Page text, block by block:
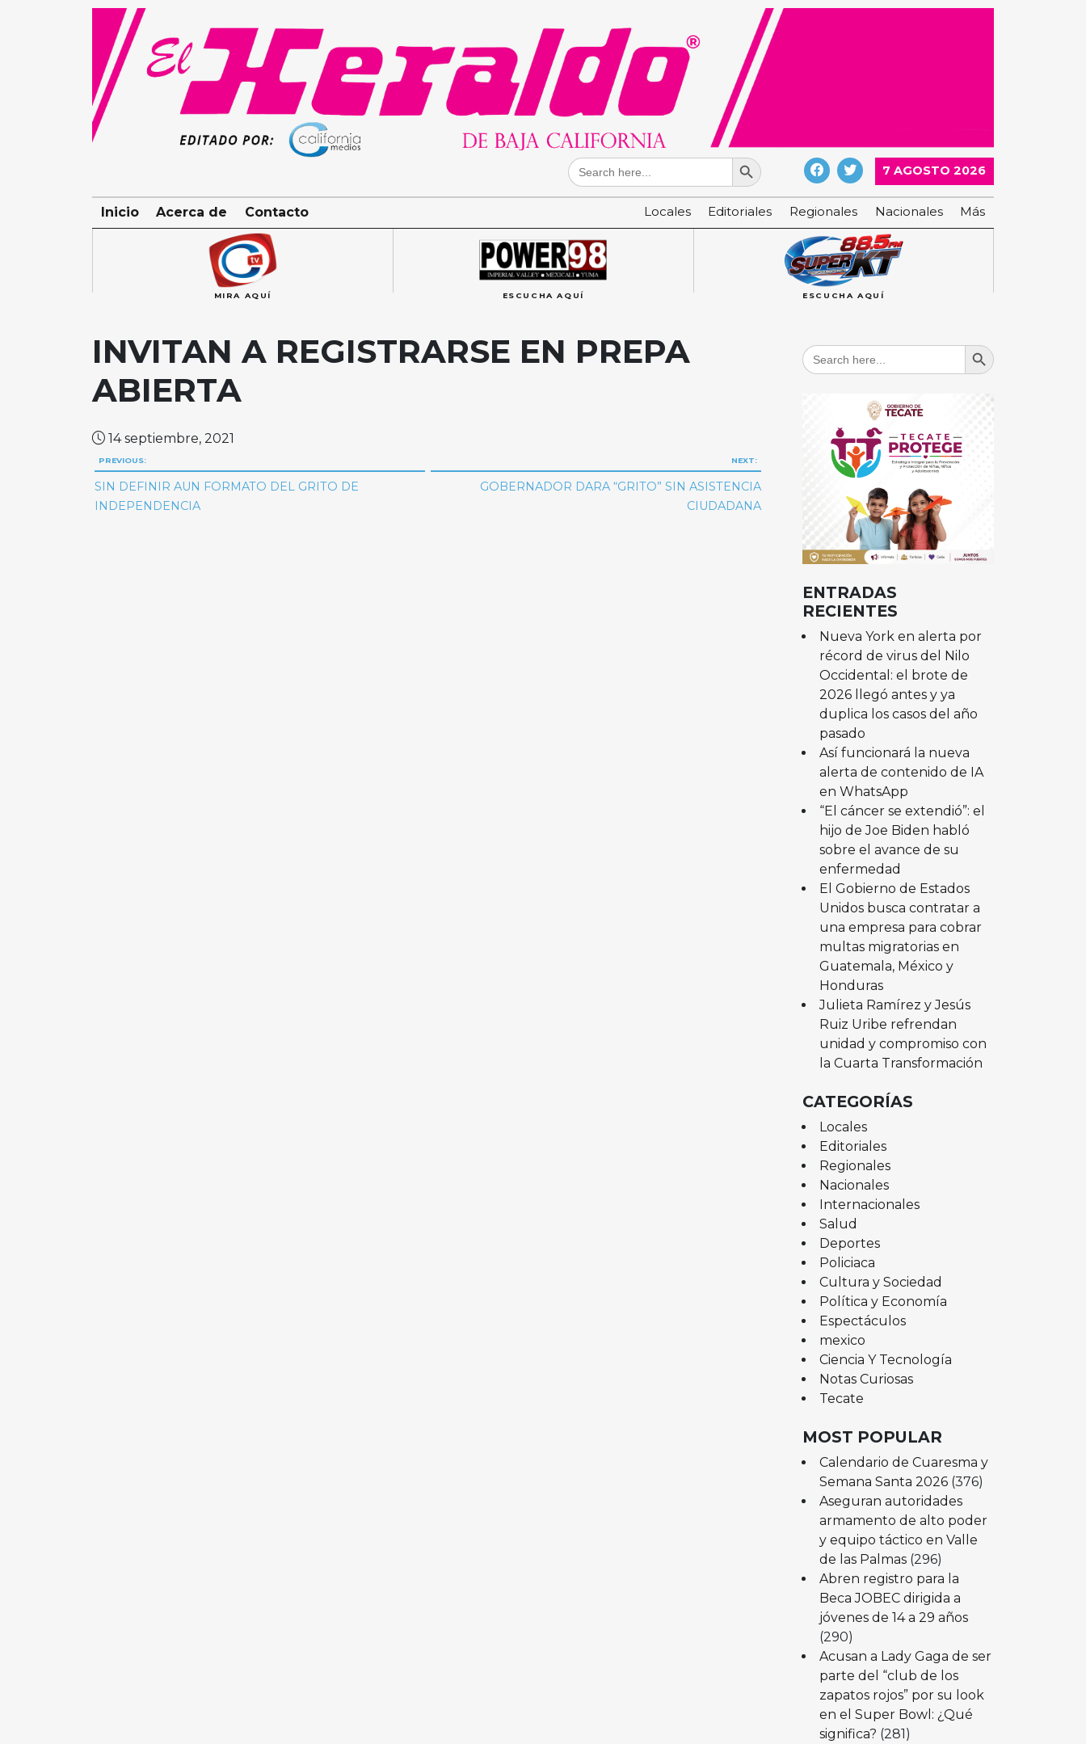
Search
for:
Search Button
7 AGOSTO 2026
Locales Editoriales Regionales Nacionales Más
Inicio Acerca de Contacto
MIRA AQUÍ ESCUCHA AQUÍ ESCUCHA AQUÍ
INVITAN A REGISTRARSE EN PREPA
ABIERTA
14 septiembre, 2021
Navegación
de
PREVIOUS:
SIN DEFINIR AUN FORMATO DEL GRITO DE
INDEPENDENCIA
NEXT:
GOBERNADOR DARA “GRITO” SIN ASISTENCIA
CIUDADANA
Search
for:
Search Button
ENTRADAS
RECIENTES
Nueva York en alerta por
récord de virus del Nilo
Occidental: el brote de
2026 llegó antes y ya
duplica los casos del año
pasado
Así funcionará la nueva
alerta de contenido de IA
en WhatsApp
“El cáncer se extendió”: el
hijo de Joe Biden habló
sobre el avance de su
enfermedad
El Gobierno de Estados
Unidos busca contratar a
una empresa para cobrar
multas migratorias en
Guatemala, México y
Honduras
Julieta Ramírez y Jesús
Ruiz Uribe refrendan
unidad y compromiso con
la Cuarta Transformación
CATEGORÍAS
Locales
Editoriales
Regionales
Nacionales
Internacionales
Salud
Deportes
Policiaca
Cultura y Sociedad
Política y Economía
Espectáculos
mexico
Ciencia Y Tecnología
Notas Curiosas
Tecate
MOST POPULAR
Calendario de Cuaresma y
Semana Santa 2026 (376)
Aseguran autoridades
armamento de alto poder
y equipo táctico en Valle
de las Palmas (296)
Abren registro para la
Beca JOBEC dirigida a
jóvenes de 14 a 29 años
(290)
Acusan a Lady Gaga de ser
parte del “club de los
zapatos rojos” por su look
en el Super Bowl: ¿Qué
significa? (281)